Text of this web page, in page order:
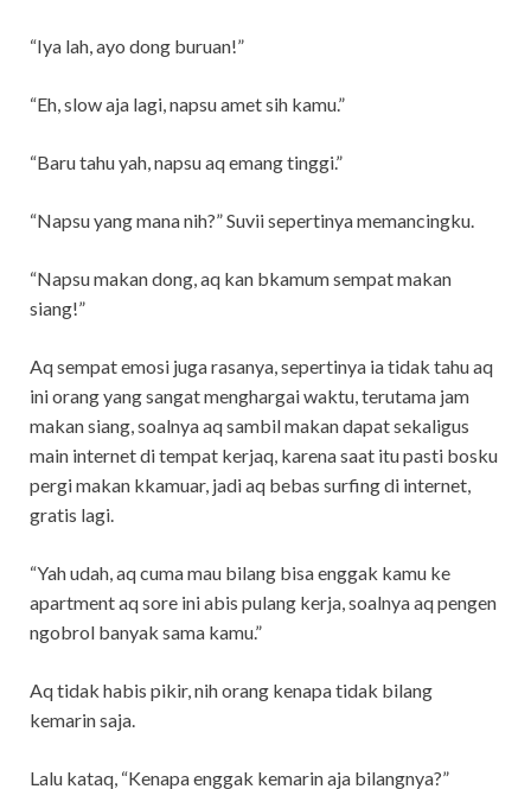
“Iya lah, ayo dong buruan!”
“Eh, slow aja lagi, napsu amet sih kamu.”
“Baru tahu yah, napsu aq emang tinggi.”
“Napsu yang mana nih?” Suvii sepertinya memancingku.
“Napsu makan dong, aq kan bkamum sempat makan
siang!”
Aq sempat emosi juga rasanya, sepertinya ia tidak tahu aq
ini orang yang sangat menghargai waktu, terutama jam
makan siang, soalnya aq sambil makan dapat sekaligus
main internet di tempat kerjaq, karena saat itu pasti bosku
pergi makan kkamuar, jadi aq bebas surfing di internet,
gratis lagi.
“Yah udah, aq cuma mau bilang bisa enggak kamu ke
apartment aq sore ini abis pulang kerja, soalnya aq pengen
ngobrol banyak sama kamu.”
Aq tidak habis pikir, nih orang kenapa tidak bilang
kemarin saja.
Lalu kataq, “Kenapa enggak kemarin aja bilangnya?”